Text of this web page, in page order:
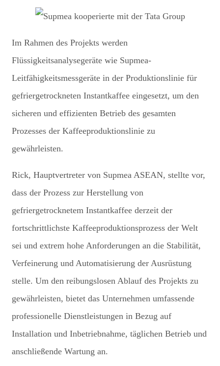
Im Rahmen des Projekts werden
Flüssigkeitsanalysegeräte wie Supmea-
Leitfähigkeitsmessgeräte in der Produktionslinie für
gefriergetrockneten Instantkaffee eingesetzt, um den
sicheren und effizienten Betrieb des gesamten
Prozesses der Kaffeeproduktionslinie zu
gewährleisten.
Rick, Hauptvertreter von Supmea ASEAN, stellte vor,
dass der Prozess zur Herstellung von
gefriergetrocknetem Instantkaffee derzeit der
fortschrittlichste Kaffeeproduktionsprozess der Welt
sei und extrem hohe Anforderungen an die Stabilität,
Verfeinerung und Automatisierung der Ausrüstung
stelle. Um den reibungslosen Ablauf des Projekts zu
gewährleisten, bietet das Unternehmen umfassende
professionelle Dienstleistungen in Bezug auf
Installation und Inbetriebnahme, täglichen Betrieb und
anschließende Wartung an.